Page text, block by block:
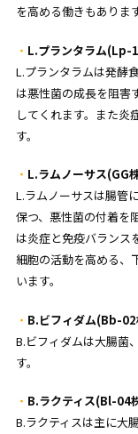
を高める働きもあります
L.プランタラム(Lp-
L.プランタラムは発酵
は悪性菌の成長を阻害
してくれます。また炎
す。
L.ラムノーサス(GG
L.ラムノーサスは腸管
保つ、悪性菌の付着を
は炎症と免疫バランス
細胞の活動を高める、
います。
B.ビフィダム(Bb-
B.ビフィダムは大腸菌
す。
B.ラクティス(Bl-04
B.ラクティスは主に大